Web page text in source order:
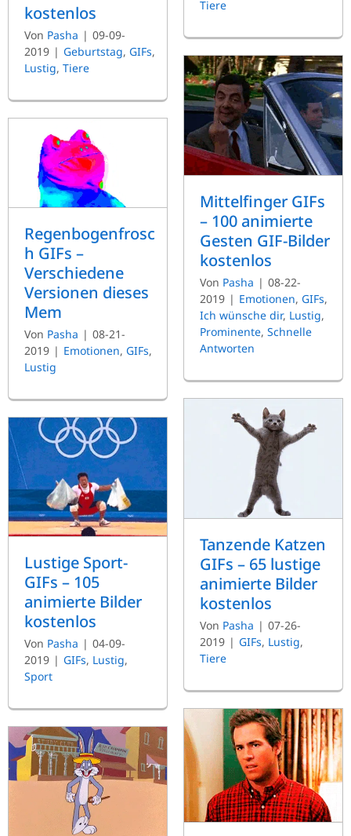
Tiere
kostenlos
Von Pasha | 09-09-
2019 | Geburtstag, GIFs,
Lustig, Tiere
Mittelfinger GIFs
– 100 animierte
Gesten GIF-Bilder
kostenlos
Von Pasha | 08-22-
2019 | Emotionen, GIFs,
Ich wünsche dir, Lustig,
Prominente, Schnelle
Antworten
Regenbogenfrosc
h GIFs –
Verschiedene
Versionen dieses
Mem
Von Pasha | 08-21-
2019 | Emotionen, GIFs,
Lustig
Tanzende Katzen
GIFs – 65 lustige
animierte Bilder
kostenlos
Von Pasha | 07-26-
2019 | GIFs, Lustig,
Tiere
Lustige Sport-
GIFs – 105
animierte Bilder
kostenlos
Von Pasha | 04-09-
2019 | GIFs, Lustig,
Sport